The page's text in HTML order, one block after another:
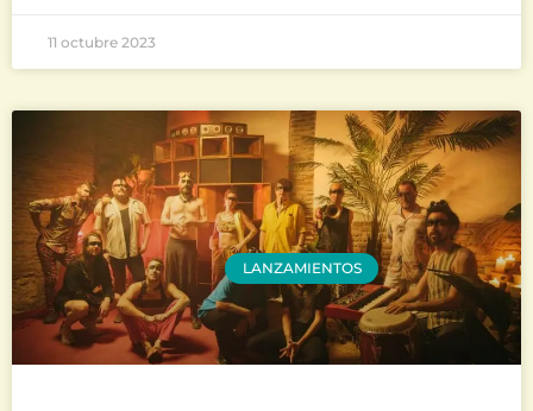
11 octubre 2023
LANZAMIENTOS